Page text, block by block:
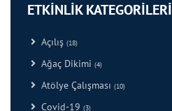
ETKİNLİK KATEGORİLERİ
Açılış (18)
Ağaç Dikimi (4)
Atölye Çalışması (10)
Covid-19 (3)